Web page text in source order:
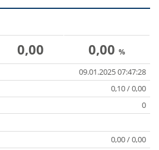
0,00 0,00 %
09.01.2025 07:47:28
0,10 / 0,00
0
0,00 / 0,00